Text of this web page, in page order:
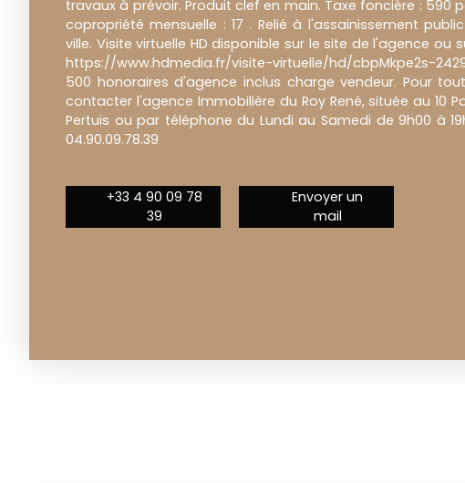
travaux à prévoir. Produit clef en main. Taxe foncière : 590
copropriété mensuelle : 17 . Relié à l'assainissement
ville. Visite virtuelle HD disponible sur le site de l'agence ou
https://www.hdmedia.fr/visite-virtuelle/hd/cbpMkpe2s-
500 honoraires d'agence inclus charge vendeur. Pour
contacter l'agence Immobilière du Roy René, située au 10
Pertuis ou par téléphone du Lundi au Samedi de 9h00 à
04.90.09.78.39
+33 4 90 09 78
39
Envoyer un
mail